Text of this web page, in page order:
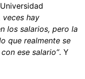
veces hay
los salarios, pero la
que realmente se
ese salario”. Y